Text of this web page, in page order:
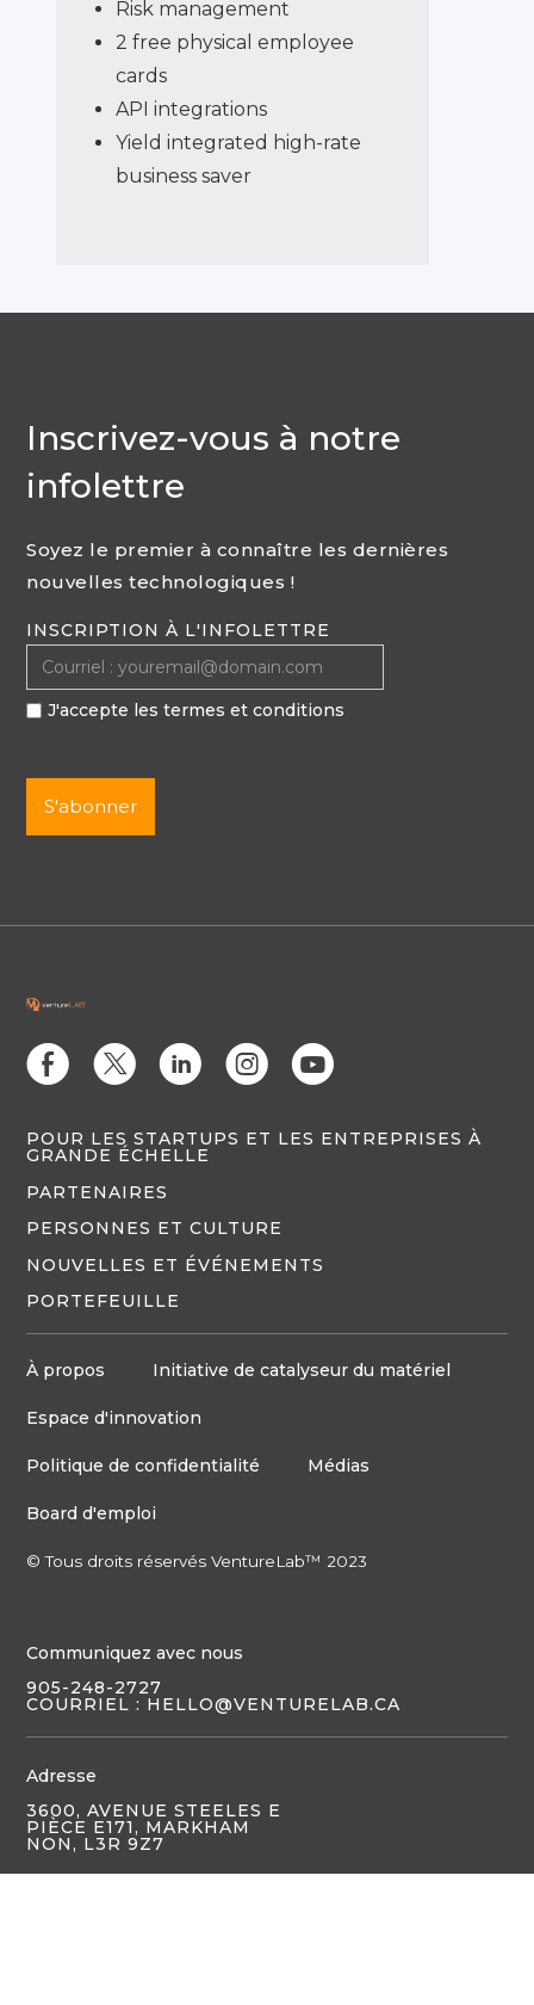
Risk management
2 free physical employee
cards
API integrations
Yield integrated high-rate
business saver
Inscrivez-vous à notre
infolettre
Soyez le premier à connaître les dernières
nouvelles technologiques !
INSCRIPTION À L'INFOLETTRE
J'accepte les termes et conditions
E D C Q M
POUR LES STARTUPS ET LES ENTREPRISES À
GRANDE ÉCHELLE
PARTENAIRES
PERSONNES ET CULTURE
NOUVELLES ET ÉVÉNEMENTS
PORTEFEUILLE
À propos Initiative de catalyseur du matériel
Espace d'innovation
Politique de confidentialité Médias
Board d'emploi
© Tous droits réservés VentureLab™ 2023
Communiquez avec nous
905-248-2727
COURRIEL : HELLO@VENTURELAB.CA
Adresse
3600, AVENUE STEELES E
PIÈCE E171, MARKHAM
NON, L3R 9Z7